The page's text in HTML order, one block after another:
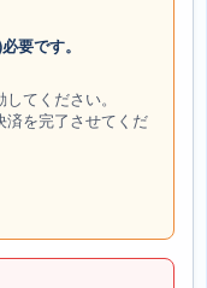
要です。
てください。
済を完了させてくだ